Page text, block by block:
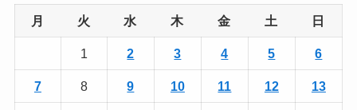
月 火 水 木 金 土 日
1 2 3 4 5 6
7 8 9 10 11 12 13